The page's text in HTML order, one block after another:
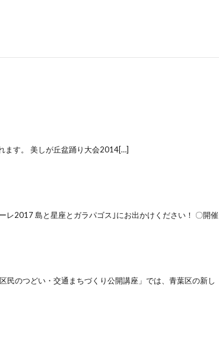
ます。 美しが丘盆踊り大会2014[…]
レ2017 島と星座とガラパゴス｣にお出かけください！ 〇開催
民のつどい・交通まちづくり公開講座」では、青葉区の新し